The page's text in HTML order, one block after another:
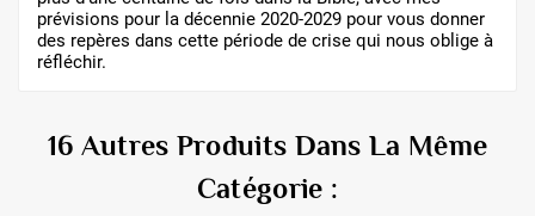
prévisions pour la décennie 2020-2029 pour vous donner
des repères dans cette période de crise qui nous oblige à
réfléchir.
16 Autres Produits Dans La Même
Catégorie :